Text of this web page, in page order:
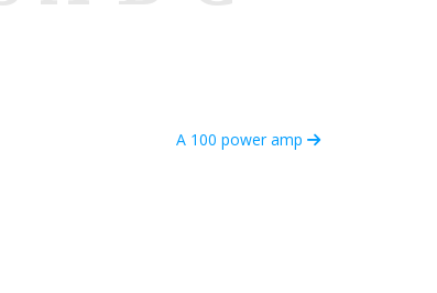
A 100 power amp